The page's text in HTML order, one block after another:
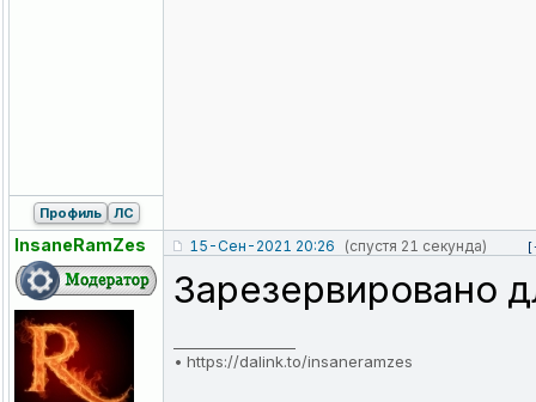
Профиль ЛС
InsaneRamZes 15-Сен-2021 20:26 (спустя 21 секунда)
Зарезервировано
• https://dalink.to/insaneramzes